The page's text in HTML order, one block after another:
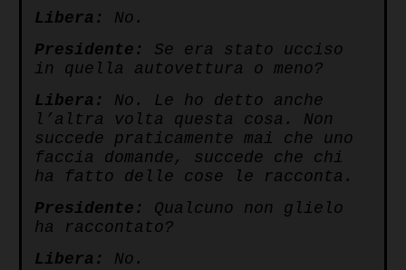
Libera:
No.
Presidente:
Se era stato ucciso
in quella autovettura o meno?
Libera:
No. Le ho detto anche
l’altra volta questa cosa. Non
succede praticamente mai che uno
faccia domande, succede che chi
ha fatto delle cose le racconta.
Presidente:
Qualcuno non glielo
ha raccontato?
Libera:
No.